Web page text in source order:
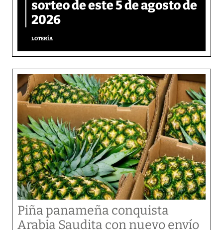
sorteo de este 5 de agosto de
2026
LOTERÍA
Piña panameña conquista
Arabia Saudita con nuevo envío